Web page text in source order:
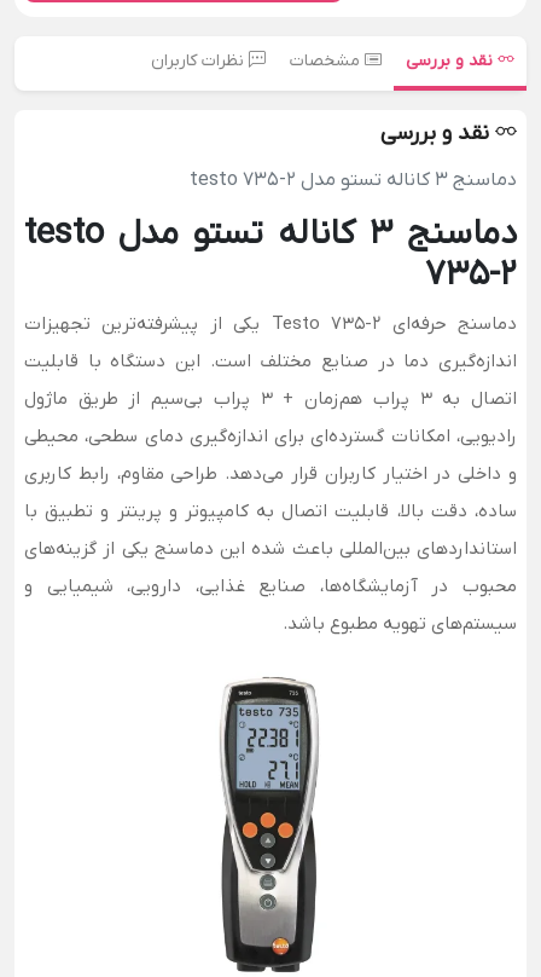
نقد و بررسی مشخصات نظرات کاربران
نقد و بررسی
دماسنج 3 کاناله تستو مدل testo 735-2
دماسنج 3 کاناله تستو مدل testo
735-2
دماسنج حرفه‌ای Testo 735-2 یکی از پیشرفته‌ترین تجهیزات
اندازه‌گیری دما در صنایع مختلف است. این دستگاه با قابلیت
اتصال به ۳ پراب هم‌زمان + ۳ پراب بی‌سیم از طریق ماژول
رادیویی، امکانات گسترده‌ای برای اندازه‌گیری دمای سطحی، محیطی
و داخلی در اختیار کاربران قرار می‌دهد. طراحی مقاوم، رابط کاربری
ساده، دقت بالا، قابلیت اتصال به کامپیوتر و پرینتر و تطبیق با
استانداردهای بین‌المللی باعث شده این دماسنج یکی از گزینه‌های
محبوب در آزمایشگاه‌ها، صنایع غذایی، دارویی، شیمیایی و
سیستم‌های تهویه مطبوع باشد.